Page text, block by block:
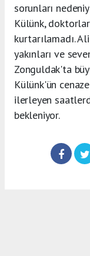
sorunları
Külünk,
kurtarılamadı.
yakınları ve
Zonguldak'ta
Külünk'ün
ilerleyen
bekleniyor.